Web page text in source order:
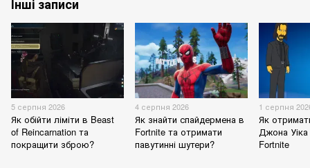
Інші записи
5 серпня 2026
Як обійти ліміти в Beast
of Reincarnation та
покращити зброю?
4 серпня 2026
Як знайти спайдермена в
Fortnite та отримати
павутинні шутери?
1 серпня
Як
Джона Уіка
Fortnite